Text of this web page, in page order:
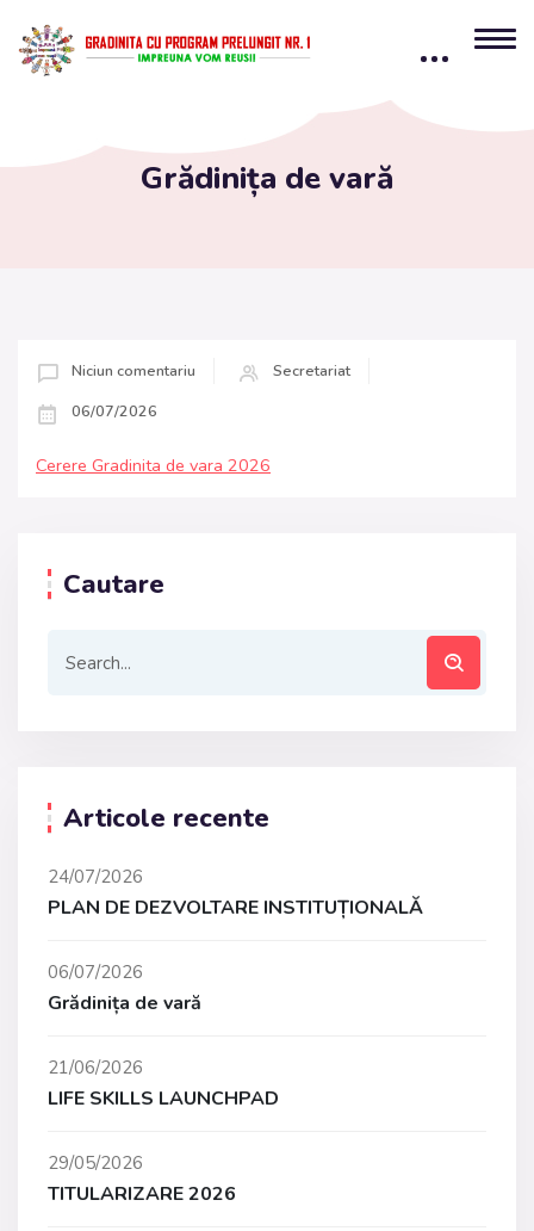
Grădinița de vară
Niciun comentariu
Secretariat
06/07/2026
Cerere Gradinita de vara 2026
Cautare
Articole recente
24/07/2026
PLAN DE DEZVOLTARE INSTITUȚIONALĂ
06/07/2026
Grădinița de vară
21/06/2026
LIFE SKILLS LAUNCHPAD
29/05/2026
TITULARIZARE 2026